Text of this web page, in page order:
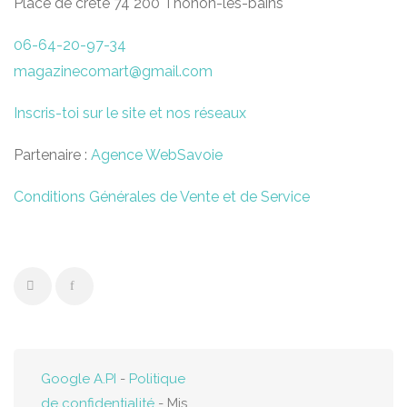
Place de crête 74 200 Thonon-les-bains
06-64-20-97-34
magazinecomart@gmail.com
Inscris-toi sur le site et nos réseaux
Partenaire : Agence WebSavoie
Conditions Générales de Vente et de Service
Google A.PI - Politique
de confidentialité - Mis